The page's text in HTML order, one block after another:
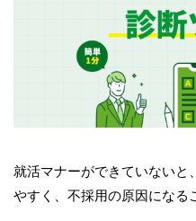
就活マナーができていないと
やすく、不採用の原因になる